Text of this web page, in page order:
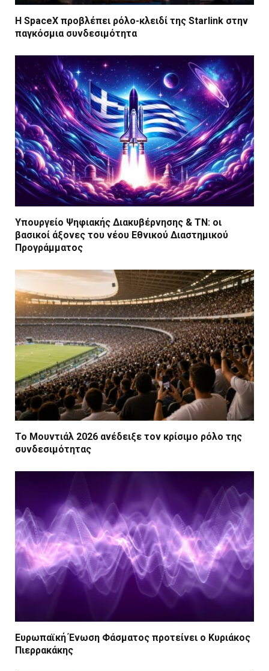
Η SpaceX προβλέπει ρόλο-κλειδί της Starlink στην
παγκόσμια συνδεσιμότητα
Υπουργείο Ψηφιακής Διακυβέρνησης & ΤΝ: οι
βασικοί άξονες του νέου Εθνικού Διαστημικού
Προγράμματος
Το Μουντιάλ 2026 ανέδειξε τον κρίσιμο ρόλο της
συνδεσιμότητας
Ευρωπαϊκή Ένωση Φάσματος προτείνει ο Κυριάκος
Πιερρακάκης